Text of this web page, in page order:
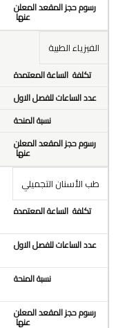
الفيزياء الطبية
طب الأسنان التجميلي